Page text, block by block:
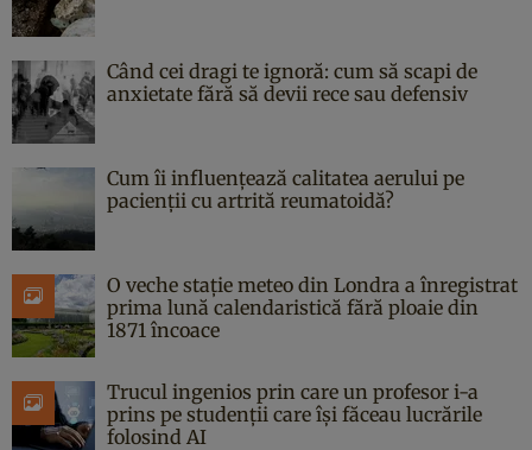
Când cei dragi te ignoră: cum să scapi de
anxietate fără să devii rece sau defensiv
Cum îi influențează calitatea aerului pe
pacienții cu artrită reumatoidă?
O veche stație meteo din Londra a înregistrat
prima lună calendaristică fără ploaie din
1871 încoace
Trucul ingenios prin care un profesor i-a
prins pe studenții care își făceau lucrările
folosind AI